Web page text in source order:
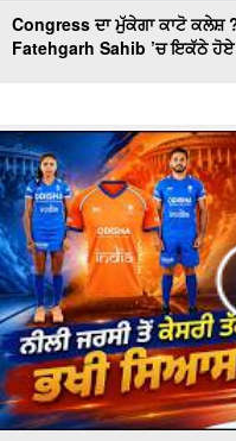
Congress ਦਾ ਮੁੱਕੇਗਾ ਕਾਟੋ ਕਲੇਸ਼
Fatehgarh Sahib ’ਚ ਇਕੱਠੇ ਹੋਏ